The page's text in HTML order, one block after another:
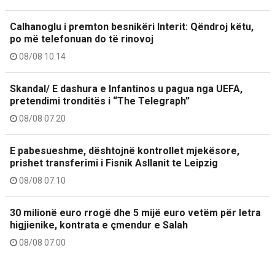
Calhanoglu i premton besnikëri Interit: Qëndroj këtu,
po më telefonuan do të rinovoj
08/08 10:14
Skandal/ E dashura e Infantinos u pagua nga UEFA,
pretendimi tronditës i “The Telegraph”
08/08 07:20
E pabesueshme, dështojnë kontrollet mjekësore,
prishet transferimi i Fisnik Asllanit te Leipzig
08/08 07:10
30 milionë euro rrogë dhe 5 mijë euro vetëm për letra
higjienike, kontrata e çmendur e Salah
08/08 07:00